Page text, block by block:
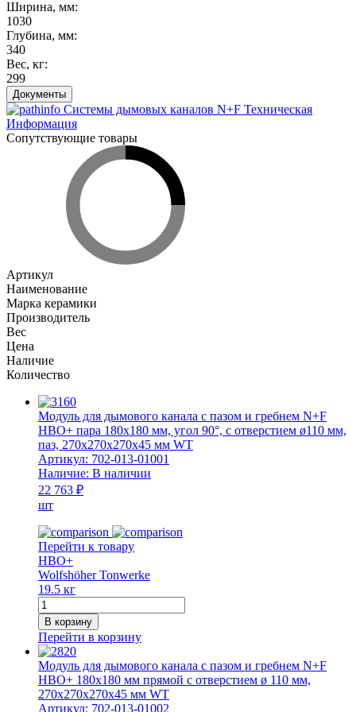
Ширина, мм:
1030
Глубина, мм:
340
Вес, кг:
299
Документы
Системы дымовых каналов N+F Техническая
Информация
Сопутствующие товары
Артикул
Наименование
Марка керамики
Производитель
Вес
Цена
Наличие
Количество
Модуль для дымового канала с пазом и гребнем N+F
HBO+ пара 180x180 мм, угол 90°, с отверстием ø110 мм,
паз, 270x270x270x45 мм WT
Артикул: 702-013-01001
Наличие: В наличии
22 763 ₽
шт
Перейти к товару
HBO+
Wolfshöher Tonwerke
19.5 кг
Количество
товара
Модуль
для
дымового
канала
с
пазом
В корзину
Перейти в корзину
Модуль для дымового канала с пазом и гребнем N+F
HBO+ 180x180 мм прямой с отверстием ø 110 мм,
270х270х270х45 мм WT
Артикул: 702-013-01002